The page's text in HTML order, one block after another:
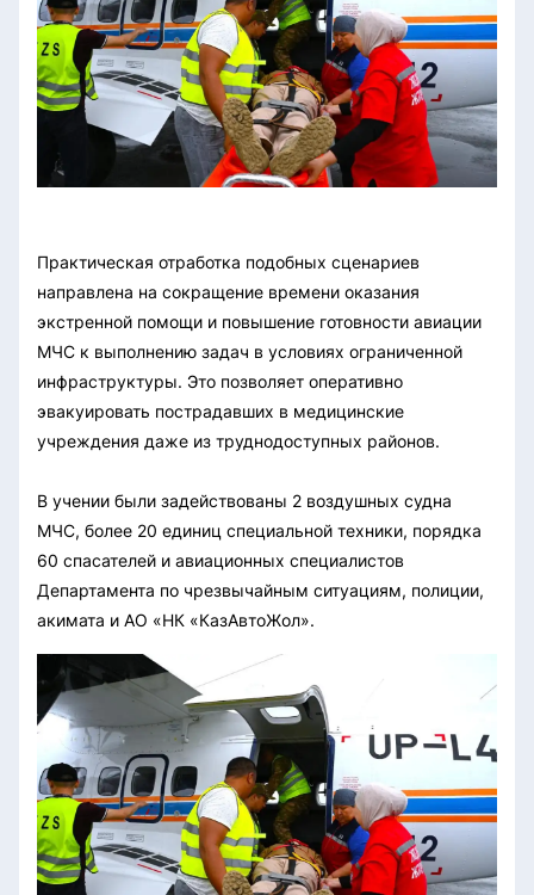
Практическая отработка подобных сценариев
направлена на сокращение времени оказания
экстренной помощи и повышение готовности авиации
МЧС к выполнению задач в условиях ограниченной
инфраструктуры. Это позволяет оперативно
эвакуировать пострадавших в медицинские
учреждения даже из труднодоступных районов.
В учении были задействованы 2 воздушных судна
МЧС, более 20 единиц специальной техники, порядка
60 спасателей и авиационных специалистов
Департамента по чрезвычайным ситуациям, полиции,
акимата и АО «НК «КазАвтоЖол».